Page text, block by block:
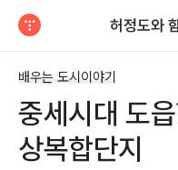
허정도와
배우는 도시이야기
중세시대 도
상복합단지